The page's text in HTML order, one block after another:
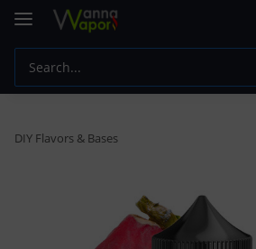
DIY Flavors & Bases